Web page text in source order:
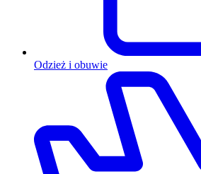
Odzież i obuwie